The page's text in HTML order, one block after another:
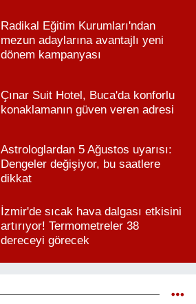
Radikal Eğitim Kurumları'ndan
mezun adaylarına avantajlı yeni
dönem kampanyası
Çınar Suit Hotel, Buca'da konforlu
konaklamanın güven veren adresi
Astrologlardan 5 Ağustos uyarısı:
Dengeler değişiyor, bu saatlere
dikkat
İzmir'de sıcak hava dalgası etkisini
artırıyor! Termometreler 38
dereceyi görecek